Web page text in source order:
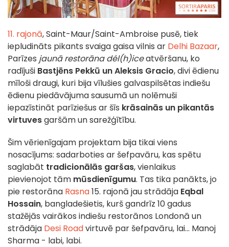
11. rajonā, Saint-Maur/Saint-Ambroise pusē, tiek
iepludināts pikants svaiga gaisa vilnis ar Delhi Bazaar,
Parīzes jaunā restorāna dél(h)iceatvēršanu, ko
radījuši Bastjēns Pekkū un Aleksis Gracio, divi ēdienu
mīloši draugi, kuri bija vīlušies galvaspilsētas indiešu
ēdienu piedāvājuma sausumā un nolēmuši
iepazīstināt parīziešus ar šīs krāsainās un pikantās
virtuvesgaršām un sarežģītību.
Šim vērienīgajam projektam bija tikai viens
nosacījums: sadarboties ar šefpavāru, kas spētu
saglabāt tradicionālās garšas, vienlaikus
pievienojot tām mūsdienīgumu. Tas tika panākts, jo
pie restorāna Rasna15. rajonā jau strādāja Eqbal
Hossain, bangladešietis, kurš gandrīz 10 gadus
stažējās vairākos indiešu restorānos Londonā un
strādāja Desi Roadvirtuvē par šefpavāru, lai... Manoj
Sharma - labi, labi.